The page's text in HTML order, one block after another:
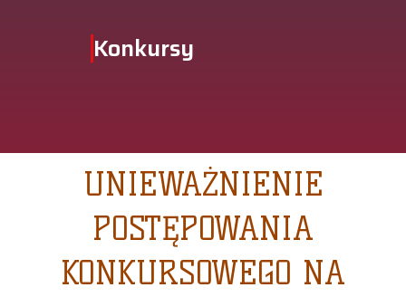
Konkursy
UNIEWAŻNIENIE
POSTĘPOWANIA
KONKURSOWEGO NA